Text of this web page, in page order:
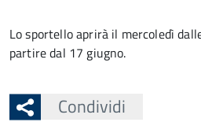
Lo sportello aprirà il mercoledì
partire dal 17 giugno.
Condividi